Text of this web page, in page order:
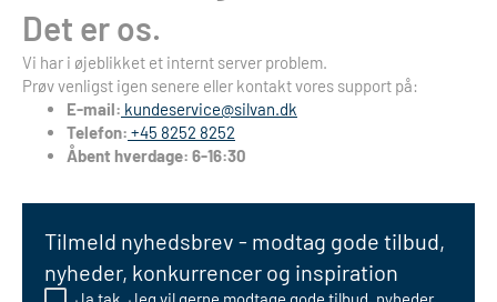
Det er os.
Vi har i øjeblikket et internt server problem.
Prøv venligst igen senere eller kontakt vores support på:
E-mail: kundeservice@silvan.dk
Telefon: +45 8252 8252
Åbent hverdage: 6-16:30
Tilmeld nyhedsbrev - modtag gode tilbud,
nyheder, konkurrencer og inspiration